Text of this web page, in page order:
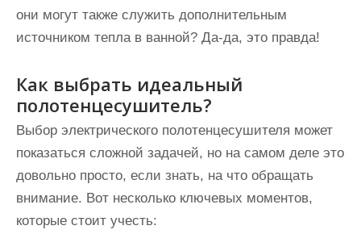
они могут также служить дополнительным
источником тепла в ванной? Да-да, это правда!
Как выбрать идеальный
полотенцесушитель?
Выбор электрического полотенцесушителя может
показаться сложной задачей, но на самом деле это
довольно просто, если знать, на что обращать
внимание. Вот несколько ключевых моментов,
которые стоит учесть: